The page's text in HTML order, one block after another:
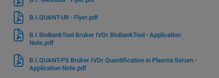
B.I.QUANT-UR - Flyer.pdf
B.I.BioBankTool Bruker IVDr BioBankTool - Application
Note.pdf
B.I.QUANT-PS Bruker IVDr Quantification in Plasma Serum -
Application Note.pdf